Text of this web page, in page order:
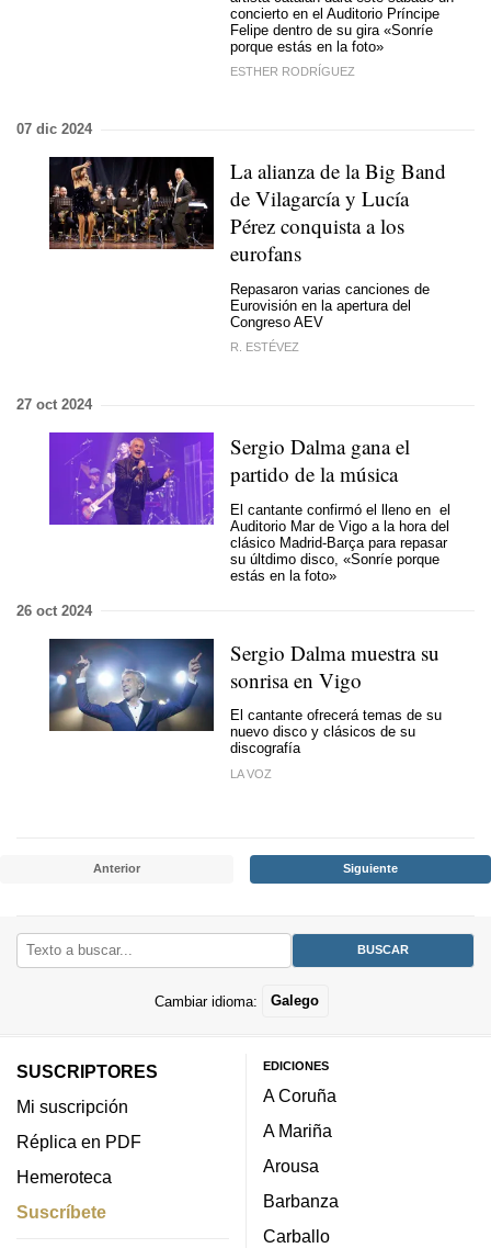
concierto en el Auditorio Príncipe
Felipe dentro de su gira «Sonríe
porque estás en la foto»
ESTHER RODRÍGUEZ
07 dic 2024
La alianza de la Big Band
de Vilagarcía y Lucía
Pérez conquista a los
eurofans
Repasaron varias canciones de
Eurovisión en la apertura del
Congreso AEV
R. ESTÉVEZ
27 oct 2024
Sergio Dalma gana el
partido de la música
El cantante confirmó el lleno en el
Auditorio Mar de Vigo a la hora del
clásico Madrid-Barça para repasar
su últdimo disco, «Sonríe porque
estás en la foto»
26 oct 2024
Sergio Dalma muestra su
sonrisa en Vigo
El cantante ofrecerá temas de su
nuevo disco y clásicos de su
discografía
LA VOZ
Anterior Siguiente
Cambiar idioma: Galego
SUSCRIPTORES
Mi suscripción
Réplica en PDF
Hemeroteca
Suscríbete
EDICIONES
A Coruña
A Mariña
Arousa
Barbanza
Carballo